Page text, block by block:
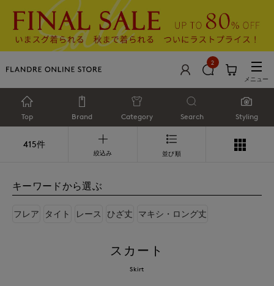
2
メニュー
Top Brand Category Search Styling
415件
絞込み 並び順
キーワードから選ぶ
フレア タイト レース ひざ丈 マキシ・ロング丈
スカート
Skirt